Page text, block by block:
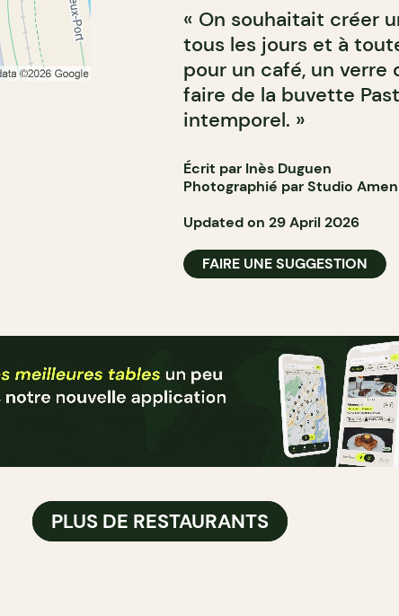
« On souhaitait créer
tous les jours et à
pour un café, un
faire de la buvette
intemporel. »
Écrit par Inès Duguen
Photographié par Studio Amen
Updated on 29 April 2026
FAIRE UNE SUGGESTION
PLUS DE RESTAURANTS